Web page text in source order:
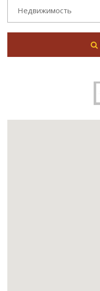
Недвижимость